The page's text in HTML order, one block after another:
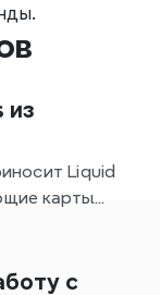
из
Liquid
карты
с